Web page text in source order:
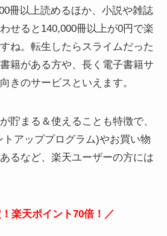
冊以上読めるほか、小説や雑誌
せると140,000冊以上が0円で楽
ね。転生したらスライムだった
籍がある方や、長く電子書籍サ
きのサービスといえます。
貯まる＆使えることも特徴で、
アッププログラム)やお買い物
るなど、楽天ユーザーの方には
楽天ポイント70倍！／